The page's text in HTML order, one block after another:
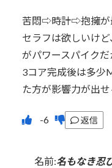
苦悶⇨時計⇨抱擁が
セラフは欲しいけ
がパワースパイク
3コア完成後は多少
た方が影響力が出
返信
名前:名もなき忍